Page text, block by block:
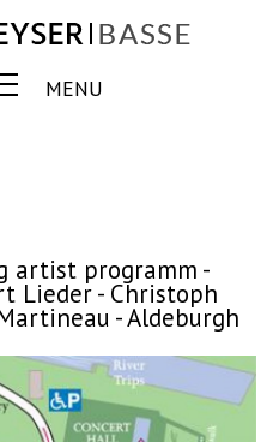
MENU
artist programm -
Lieder - Christoph
- Aldeburgh